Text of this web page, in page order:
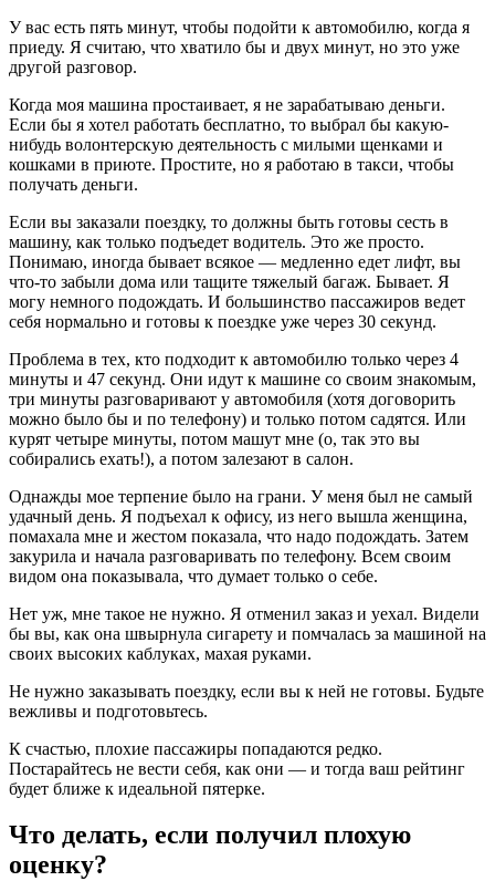
У вас есть пять минут, чтобы подойти к автомобилю, когда я
приеду. Я считаю, что хватило бы и двух минут, но это уже
другой разговор.
Когда моя машина простаивает, я не зарабатываю деньги.
Если бы я хотел работать бесплатно, то выбрал бы какую-
нибудь волонтерскую деятельность с милыми щенками и
кошками в приюте. Простите, но я работаю в такси, чтобы
получать деньги.
Если вы заказали поездку, то должны быть готовы сесть в
машину, как только подъедет водитель. Это же просто.
Понимаю, иногда бывает всякое — медленно едет лифт, вы
что-то забыли дома или тащите тяжелый багаж. Бывает. Я
могу немного подождать. И большинство пассажиров ведет
себя нормально и готовы к поездке уже через 30 секунд.
Проблема в тех, кто подходит к автомобилю только через 4
минуты и 47 секунд. Они идут к машине со своим знакомым,
три минуты разговаривают у автомобиля (хотя договорить
можно было бы и по телефону) и только потом садятся. Или
курят четыре минуты, потом машут мне (о, так это вы
собирались ехать!), а потом залезают в салон.
Однажды мое терпение было на грани. У меня был не самый
удачный день. Я подъехал к офису, из него вышла женщина,
помахала мне и жестом показала, что надо подождать. Затем
закурила и начала разговаривать по телефону. Всем своим
видом она показывала, что думает только о себе.
Нет уж, мне такое не нужно. Я отменил заказ и уехал. Видели
бы вы, как она швырнула сигарету и помчалась за машиной на
своих высоких каблуках, махая руками.
Не нужно заказывать поездку, если вы к ней не готовы. Будьте
вежливы и подготовьтесь.
К счастью, плохие пассажиры попадаются редко.
Постарайтесь не вести себя, как они — и тогда ваш рейтинг
будет ближе к идеальной пятерке.
Что делать, если получил плохую
оценку?